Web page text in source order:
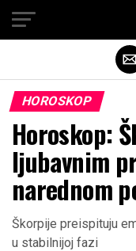
HOROSKOP
Horoskop:
ljubavnim
narednom
Škorpije preispituju
u stabilnijoj fazi